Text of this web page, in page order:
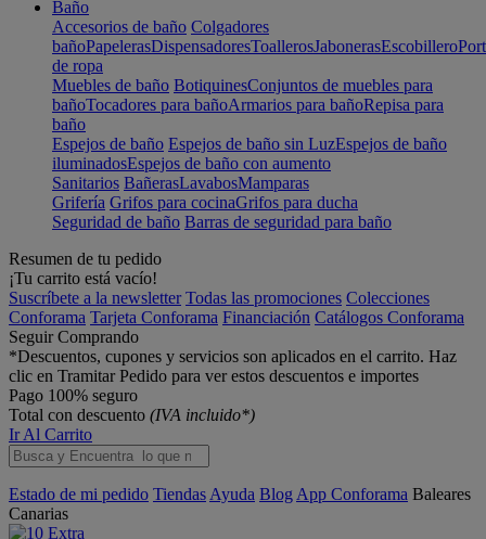
Baño
Accesorios de baño Colgadores
bañoPapelerasDispensadoresToallerosJabonerasEscobillero
de ropa
Muebles de baño BotiquinesConjuntos de muebles para
bañoTocadores para bañoArmarios para bañoRepisa para
baño
Espejos de baño Espejos de baño sin LuzEspejos de baño
iluminadosEspejos de baño con aumento
Sanitarios BañerasLavabosMamparas
Grifería Grifos para cocinaGrifos para ducha
Seguridad de baño Barras de seguridad para baño
Resumen de tu pedido
¡Tu carrito está vacío!
Suscríbete a la newsletter Todas las promociones Colecciones
Conforama Tarjeta Conforama Financiación Catálogos Conforama
Seguir Comprando
*Descuentos, cupones y servicios son aplicados en el carrito. Haz
clic en Tramitar Pedido para ver estos descuentos e importes
Pago 100% seguro
Total con descuento (IVA incluido*)
Ir Al Carrito
Estado de mi pedido Tiendas Ayuda Blog App Conforama Baleares
Canarias